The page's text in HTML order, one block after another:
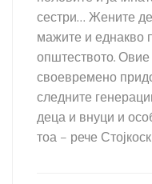
сестри… Жените
мажите и еднакво
општеството.
своевремено
следните
деца и внуци и
тоа – рече